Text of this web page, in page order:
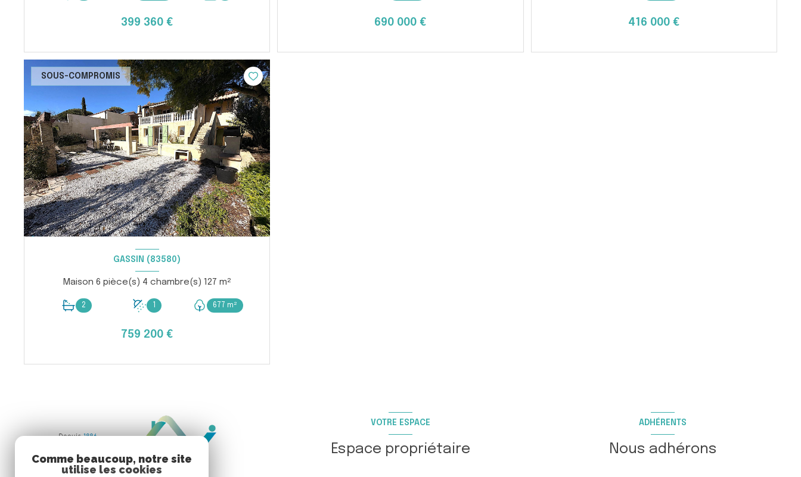
399 360 € 690 000 € 416 000 €
SOUS-COMPROMIS
GASSIN (83580)
Maison 6 pièce(s) 4 chambre(s) 127 m²
2 677 m²
759 200 €
VOTRE ESPACE
Espace propriétaire
ADHÉRENTS
Nous adhérons
Comme beaucoup, notre site
utilise les cookies